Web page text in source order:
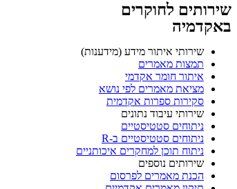
שירותים לחוקרים
באקדמיה
שירותי איתור מידע (מידענות)
תמצות מאמרים
איתור חומר אקדמי
מציאת מאמרים לפי נושא
סקירות ספרות אקדמית
שירותי עיבוד נתונים
ניתוחים סטטיסטיים
ניתוחים סטטיסטיים ב-R
ניתוח תוכן למחקרים איכותניים
שירותים נוספים
הכנת מאמרים לפרסום